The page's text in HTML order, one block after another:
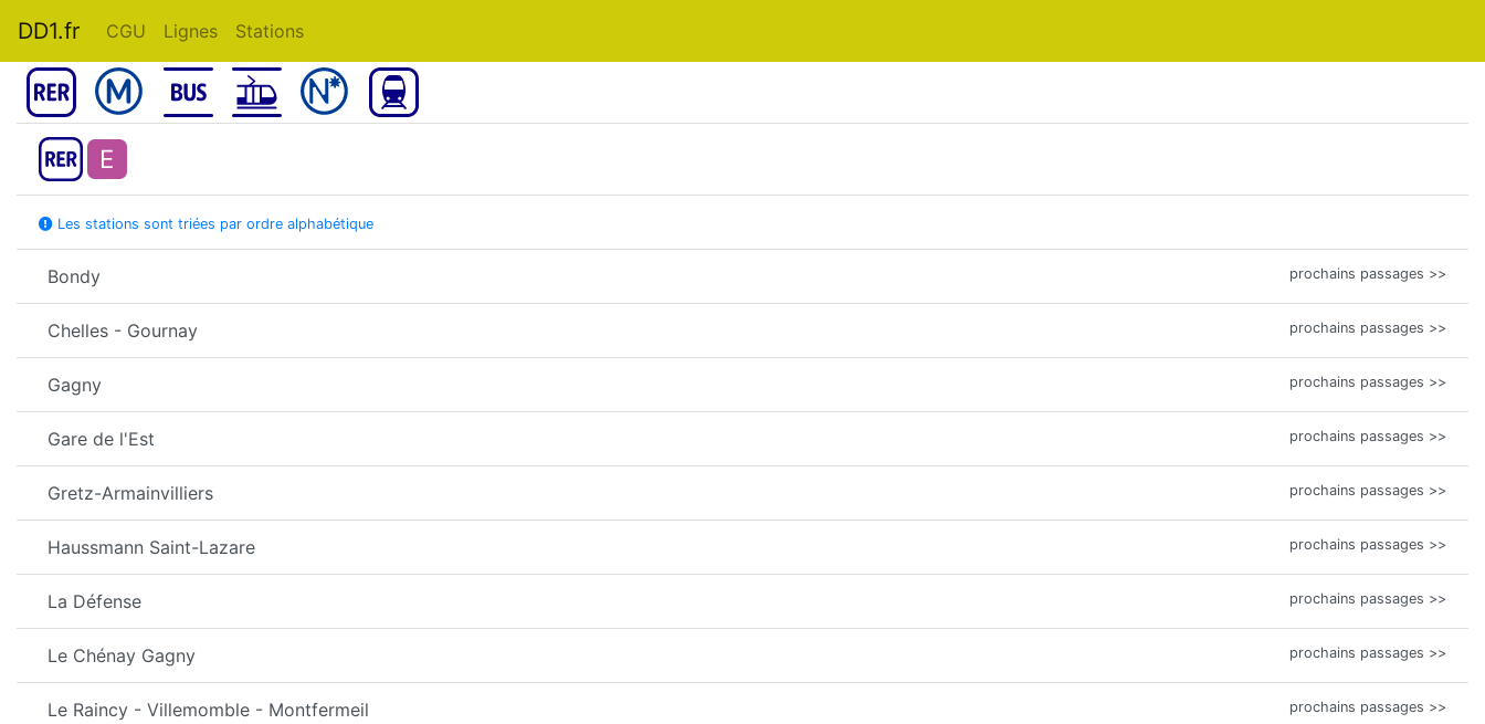
DD1.fr CGU Lignes Stations
E
Les stations sont triées par ordre alphabétique
Bondy prochains passages >>
Chelles - Gournay prochains passages >>
Gagny prochains passages >>
Gare de l'Est prochains passages >>
Gretz-Armainvilliers prochains passages >>
Haussmann Saint-Lazare prochains passages >>
La Défense prochains passages >>
Le Chénay Gagny prochains passages >>
Le Raincy - Villemomble - Montfermeil prochains passages >>